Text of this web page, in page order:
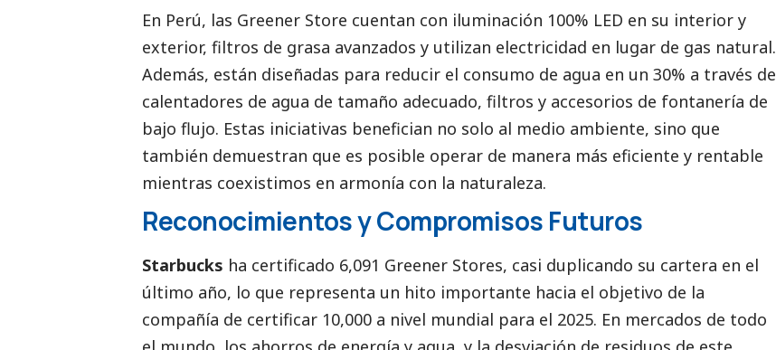
En Perú, las Greener Store cuentan con iluminación 100% LED en su interior y
exterior, filtros de grasa avanzados y utilizan electricidad en lugar de gas natural.
Además, están diseñadas para reducir el consumo de agua en un 30% a través de
calentadores de agua de tamaño adecuado, filtros y accesorios de fontanería de
bajo flujo. Estas iniciativas benefician no solo al medio ambiente, sino que
también demuestran que es posible operar de manera más eficiente y rentable
mientras coexistimos en armonía con la naturaleza.
Reconocimientos y Compromisos Futuros
Starbucks ha certificado 6,091 Greener Stores, casi duplicando su cartera en el
último año, lo que representa un hito importante hacia el objetivo de la
compañía de certificar 10,000 a nivel mundial para el 2025. En mercados de todo